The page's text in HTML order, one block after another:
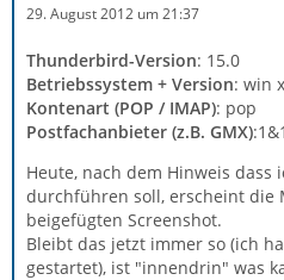
29. August 2012 um 21:37
Thunderbird-Version: 15.0
Betriebssystem + Version: win
Kontenart (POP / IMAP): pop
Postfachanbieter (z.B. GMX):1&1
Heute, nach dem Hinweis dass
durchführen soll, erscheint die
beigefügten Screenshot.
Bleibt das jetzt immer so (ich
gestartet), ist "innendrin" was